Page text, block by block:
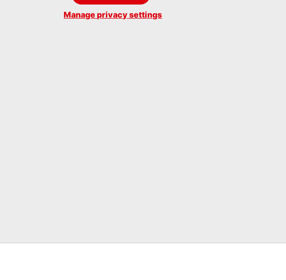
Manage privacy settings